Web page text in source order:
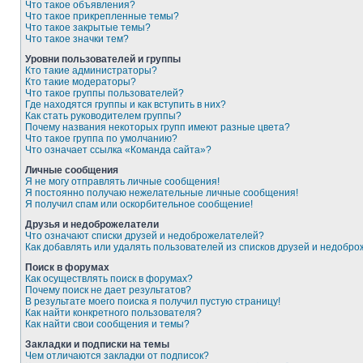
Что такое объявления?
Что такое прикрепленные темы?
Что такое закрытые темы?
Что такое значки тем?
Уровни пользователей и группы
Кто такие администраторы?
Кто такие модераторы?
Что такое группы пользователей?
Где находятся группы и как вступить в них?
Как стать руководителем группы?
Почему названия некоторых групп имеют разные цвета?
Что такое группа по умолчанию?
Что означает ссылка «Команда сайта»?
Личные сообщения
Я не могу отправлять личные сообщения!
Я постоянно получаю нежелательные личные сообщения!
Я получил спам или оскорбительное сообщение!
Друзья и недоброжелатели
Что означают списки друзей и недоброжелателей?
Как добавлять или удалять пользователей из списков друзей и
Поиск в форумах
Как осуществлять поиск в форумах?
Почему поиск не дает результатов?
В результате моего поиска я получил пустую страницу!
Как найти конкретного пользователя?
Как найти свои сообщения и темы?
Закладки и подписки на темы
Чем отличаются закладки от подписок?